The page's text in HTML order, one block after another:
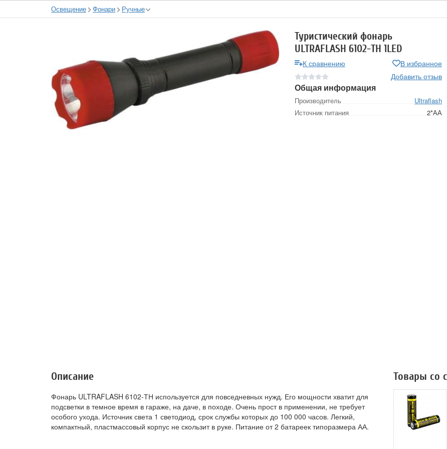
Освещение Фонари Ручные
Туристический фонарь
ULTRAFLASH 6102-ТН 1LED
К сравнению
В избранное
Добавить отзыв
Общая информация
Производитель
Ultraflash
Источник питания
2*АА
Описание
Фонарь ULTRAFLASH 6102-ТН используется для повседневных нужд. Его мощности хватит для
подсветки в темное время в гараже, на даче, в походе. Очень прост в применении, не требует
особого ухода. Источник света 1 светодиод, срок службы которых до 100 000 часов. Легкий,
компактный, пластмассовый корпус не скользит в руке. Питание от 2 батареек типоразмера АА.
Товары со